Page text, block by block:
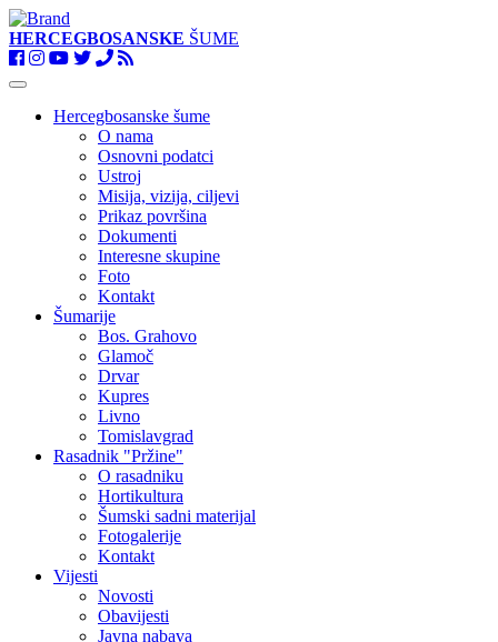
HERCEGBOSANSKE ŠUME
Toggle
navigationHercegbosanske šume
O nama
Osnovni podatci
Ustroj
Misija, vizija, ciljevi
Prikaz površina
Dokumenti
Interesne skupine
Foto
Kontakt
Šumarije
Bos. Grahovo
Glamoč
Drvar
Kupres
Livno
Tomislavgrad
Rasadnik "Pržine"
O rasadniku
Hortikultura
Šumski sadni materijal
Fotogalerije
Kontakt
Vijesti
Novosti
Obavijesti
Javna nabava